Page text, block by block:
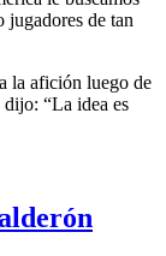
jugadores de tan
la afición luego de
dijo: “La idea es